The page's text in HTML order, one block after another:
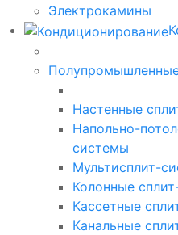
Электрокамины
Настенные
Напольно-
системы
Мультисплит-
Колонные
Кассетные
Канальные